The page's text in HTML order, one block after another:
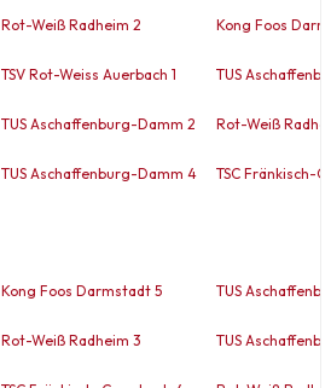
Rot-Weiß Radheim 2 Kong Foos
TSV Rot-Weiss Auerbach 1 TUS
TUS Aschaffenburg-Damm 2 Rot-Weiß
TUS Aschaffenburg-Damm 4 TSC Fränkisch-
Kong Foos Darmstadt 5 TUS
Rot-Weiß Radheim 3 TUS